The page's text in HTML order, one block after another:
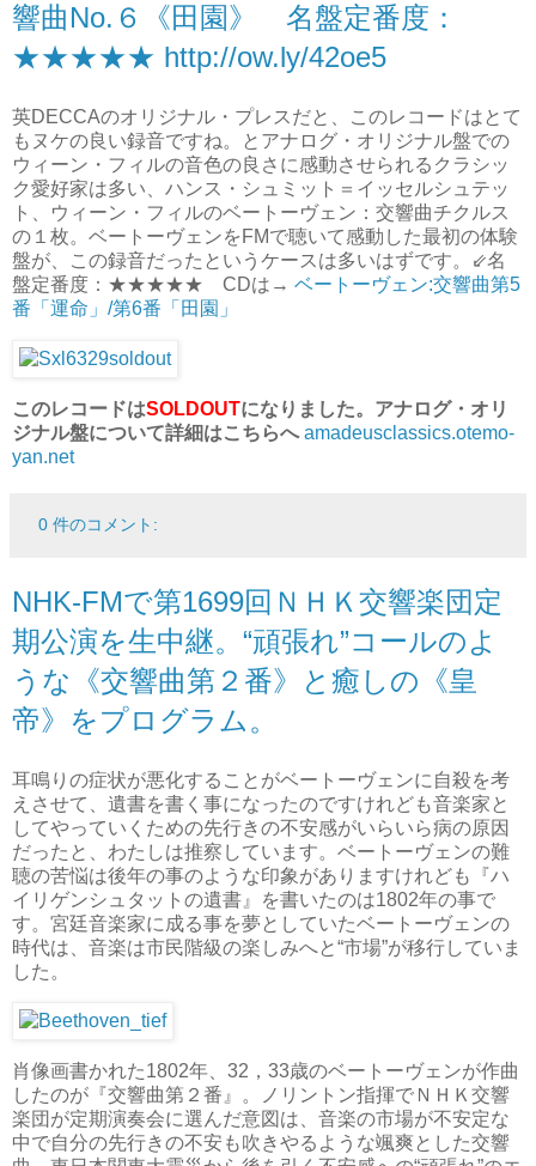
響曲No.６《田園》 名盤定番度：
★★★★★ http://ow.ly/42oe5
英DECCAのオリジナル・プレスだと、このレコードはとて
もヌケの良い録音ですね。とアナログ・オリジナル盤での
ウィーン・フィルの音色の良さに感動させられるクラシッ
ク愛好家は多い、ハンス・シュミット＝イッセルシュテッ
ト、ウィーン・フィルのベートーヴェン：交響曲チクルス
の１枚。ベートーヴェンをFMで聴いて感動した最初の体験
盤が、この録音だったというケースは多いはずです。⇙名
盤定番度：★★★★★ CDは→ ベートーヴェン:交響曲第5
番「運命」/第6番「田園」
このレコードはSOLDOUTになりました。 アナログ・オリ
ジナル盤について詳細はこちらへ amadeusclassics.otemo-
yan.net
0 件のコメント:
NHK-FMで第1699回ＮＨＫ交響楽団定
期公演を生中継。“頑張れ”コールのよ
うな《交響曲第２番》と癒しの《皇
帝》をプログラム。
耳鳴りの症状が悪化することがベートーヴェンに自殺を考
えさせて、遺書を書く事になったのですけれども音楽家と
してやっていくための先行きの不安感がいらいら病の原因
だったと、わたしは推察しています。ベートーヴェンの難
聴の苦悩は後年の事のような印象がありますけれども『ハ
イリゲンシュタットの遺書』を書いたのは1802年の事で
す。宮廷音楽家に成る事を夢としていたベートーヴェンの
時代は、音楽は市民階級の楽しみへと“市場”が移行していま
した。
肖像画書かれた1802年、32，33歳のベートーヴェンが作曲
したのが『交響曲第２番』。ノリントン指揮でＮＨＫ交響
楽団が定期演奏会に選んだ意図は、音楽の市場が不安定な
中で自分の先行きの不安も吹きやるような颯爽とした交響